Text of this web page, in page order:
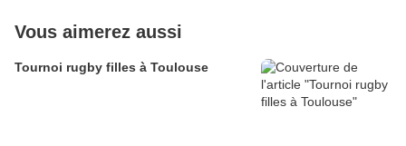
Vous aimerez aussi
Tournoi rugby filles à Toulouse